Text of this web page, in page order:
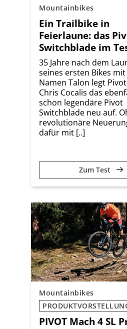
Mountainbikes
Ein Trailbike in
Feierlaune: das
Switchblade im
35 Jahre nach dem
seines ersten Bikes
Namen Talon legt
Chris Cocalis das
schon legendäre Pivot
Switchblade neu auf.
revolutionäre
dafür mit [..]
Zum Test
Mountainbikes
PIVOT Mach 4 SL